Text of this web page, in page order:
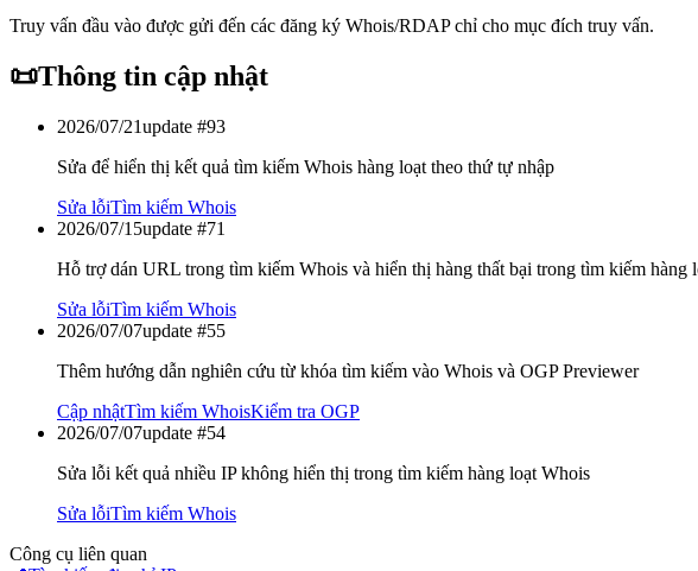
Truy vấn đầu vào được gửi đến các đăng ký Whois/RDAP chỉ cho mục đích truy vấn.
📜Thông tin cập nhật
2026/07/21update #93
Sửa để hiển thị kết quả tìm kiếm Whois hàng loạt theo thứ tự nhập
Sửa lỗiTìm kiếm Whois
2026/07/15update #71
Hỗ trợ dán URL trong tìm kiếm Whois và hiển thị hàng thất bại trong tìm kiếm hàng
Sửa lỗiTìm kiếm Whois
2026/07/07update #55
Thêm hướng dẫn nghiên cứu từ khóa tìm kiếm vào Whois và OGP Previewer
Cập nhậtTìm kiếm WhoisKiểm tra OGP
2026/07/07update #54
Sửa lỗi kết quả nhiều IP không hiển thị trong tìm kiếm hàng loạt Whois
Sửa lỗiTìm kiếm Whois
Công cụ liên quan